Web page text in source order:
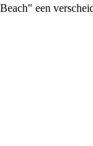
een